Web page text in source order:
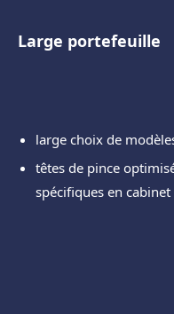
Large portefeuille
large choix de
têtes de pince
spécifiques en